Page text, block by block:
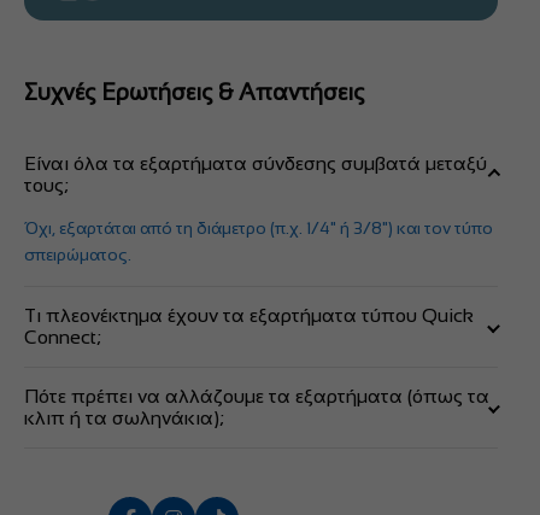
Συχνές Ερωτήσεις & Απαντήσεις
Είναι όλα τα εξαρτήματα σύνδεσης συμβατά μεταξύ
τους;
Όχι, εξαρτάται από τη διάμετρο (π.χ. 1/4" ή 3/8") και τον τύπο
σπειρώματος.
Τι πλεονέκτημα έχουν τα εξαρτήματα τύπου Quick
Connect;
σπρώχνοντας το σωληνάκι στον σύνδεσμο.
Πότε πρέπει να αλλάζουμε τα εξαρτήματα (όπως τα
κλιπ ή τα σωληνάκια);